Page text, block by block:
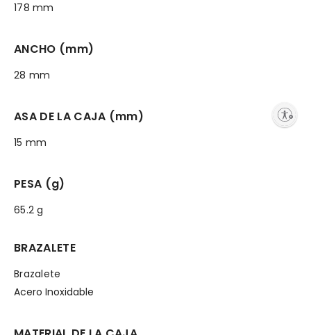
Enable accessibility
178 mm
ANCHO (mm)
28 mm
ASA DE LA CAJA (mm)
15 mm
PESA (g)
65.2 g
BRAZALETE
Brazalete
Acero Inoxidable